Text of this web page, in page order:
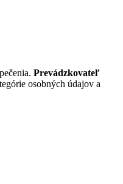
Prevádzkovateľ
osobných údajov a